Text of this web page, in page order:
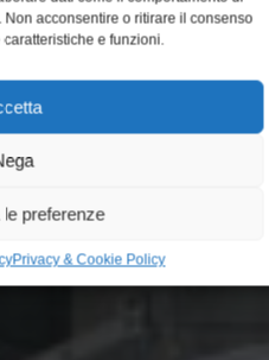
acconsentire o ritirare il consenso
e funzioni.
preferenze
Privacy & Cookie Policy